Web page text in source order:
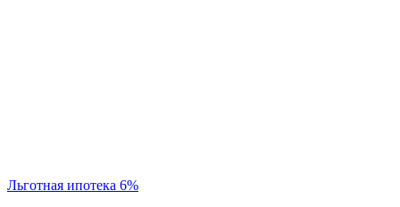
Льготная ипотека 6%